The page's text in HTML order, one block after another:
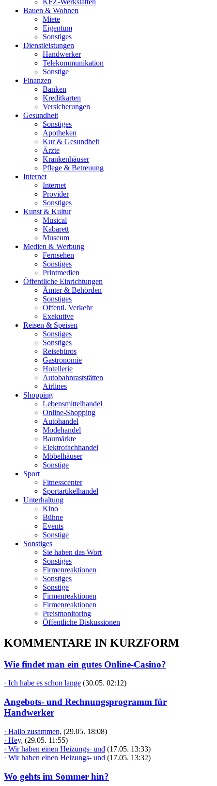
Bauen & Wohnen
Miete
Eigentum
Sonstiges
Dienstleistungen
Handwerker
Telekommunikation
Sonstige
Finanzen
Banken
Kreditkarten
Versicherungen
Gesundheit
Sonstiges
Apotheken
Kur & Gesundheit
Ärzte
Krankenhäuser
Pflege & Betreuung
Internet
Internet
Provider
Sonstiges
Kunst & Kultur
Musical
Kabarett
Museum
Medien & Werbung
Fernsehen
Sonstiges
Printmedien
Öffentliche Einrichtungen
Ämter & Behörden
Sonstiges
Öffentl. Verkehr
Exekutive
Reisen & Speisen
Sonstiges
Sonstiges
Reisebüros
Gastronomie
Hotellerie
Autobahnraststätten
Airlines
Shopping
Lebensmittelhandel
Online-Shopping
Autohandel
Modehandel
Baumärkte
Elektrofachhandel
Möbelhäuser
Sonstige
Sport
Fitnesscenter
Sportartikelhandel
Unterhaltung
Kino
Bühne
Events
Sonstige
Sonstiges
Sie haben das Wort
Sonstiges
Firmenreaktionen
Sonstiges
Sonstige
Firmenreaktionen
Firmenreaktionen
Preismonitoring
Öffentliche Diskussionen
KOMMENTARE IN KURZFORM
Wie findet man ein gutes Online-Casino?
· Ich habe es schon lange (30.05. 02:12)
Angebots- und Rechnungsprogramm für
Handwerker
· Hallo zusammen, (29.05. 18:08)
· Hey, (29.05. 11:55)
· Wir haben einen Heizungs- und (17.05. 13:33)
· Wir haben einen Heizungs- und (17.05. 13:32)
Wo gehts im Sommer hin?